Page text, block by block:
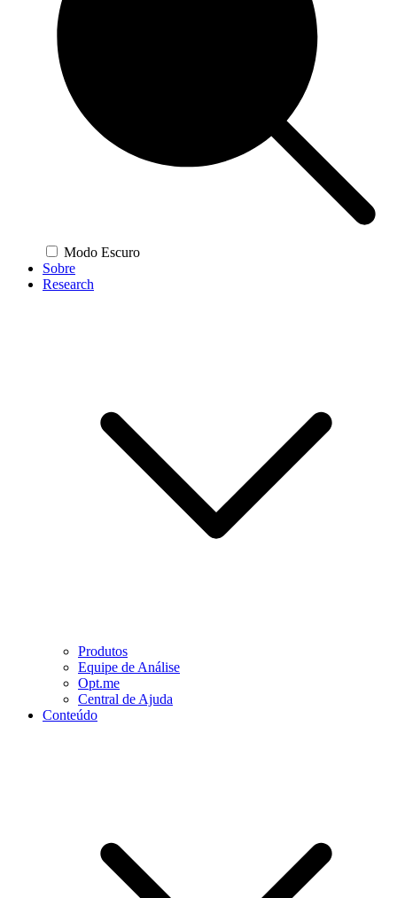
Modo Escuro
Sobre
Research
Produtos
Equipe de Análise
Opt.me
Central de Ajuda
Conteúdo